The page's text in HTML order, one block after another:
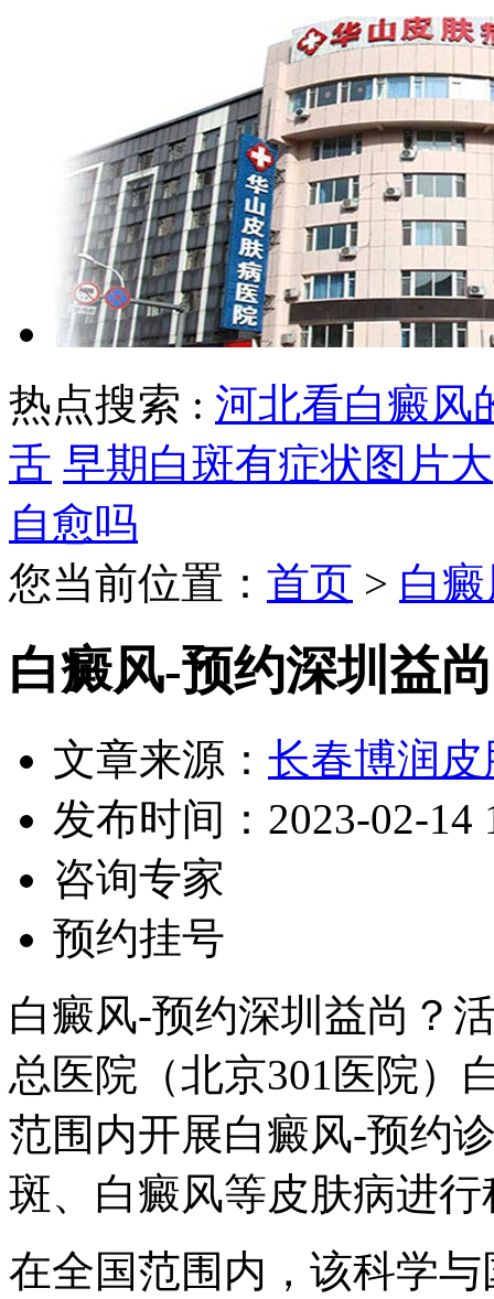
热点搜索 : 河北看白癜风
舌 早期白斑有症状图片大
自愈吗
您当前位置： 首页 > 白
白癜风-预约深圳益尚
文章来源： 长春博润
发布时间：2023-02-14
咨询专家
预约挂号
白癜风-预约深圳益尚？
总医院（北京301医院）
范围内开展白癜风-预约
斑、白癜风等皮肤病进
在全国范围内，该科学